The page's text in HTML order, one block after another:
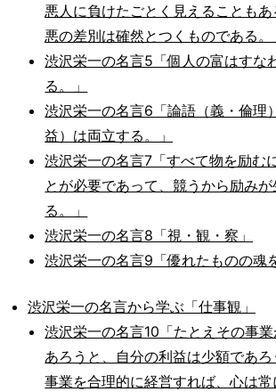
悪人に負けたごとく見えることも
悪の差別は確然とつくものである。
渋沢栄一の名言5「個人の富はすな
る。」
渋沢栄一の名言6「論語（義・倫理
益）は両立する。」
渋沢栄一の名言7「すべて物を励む
とが必要であって、競うから励み
る。」
渋沢栄一の名言8「視・観・察」
渋沢栄一の名言9「優れたものの魂
渋沢栄一の名言から学ぶ「仕事観」
渋沢栄一の名言10「たとえその事
あろうと、自分の利益は少額であ
事業を合理的に経営すれば、心は